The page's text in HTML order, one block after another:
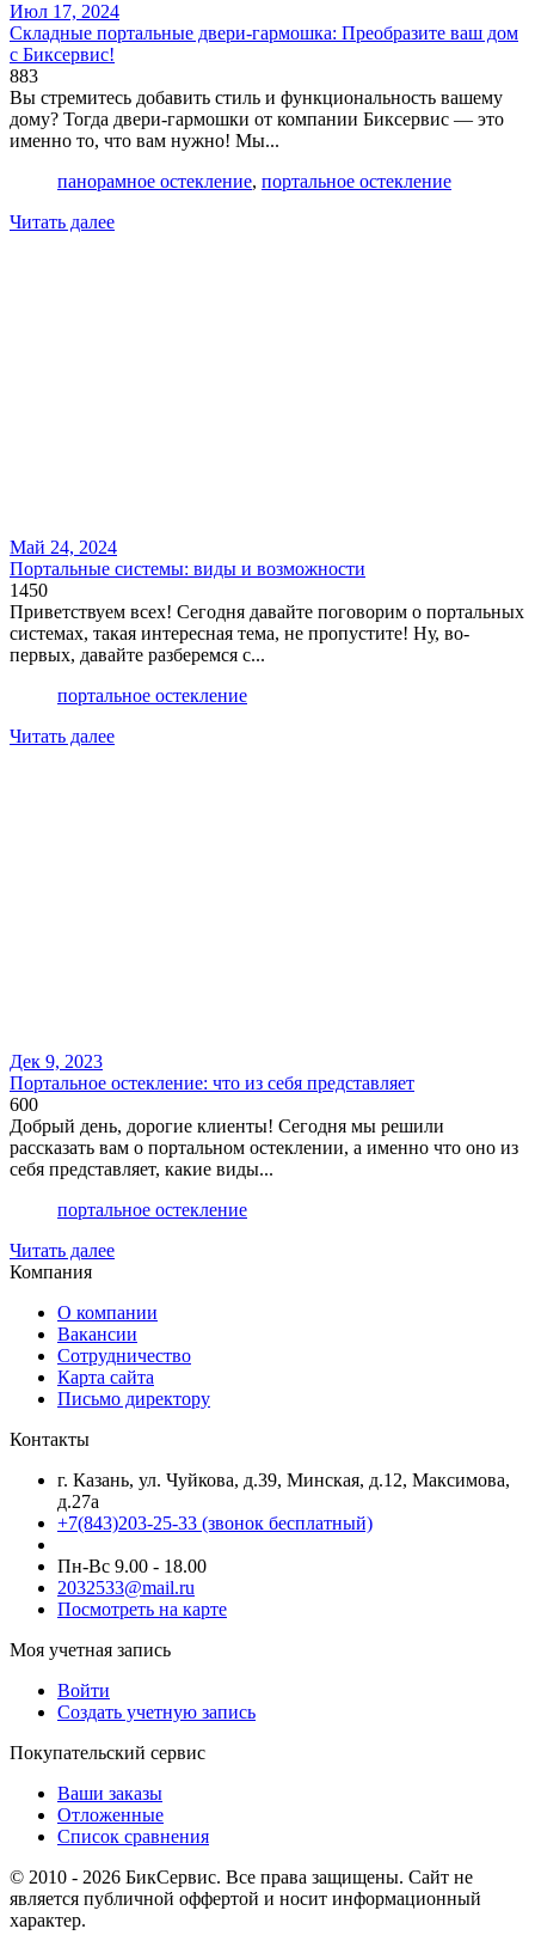
Июл 17, 2024
Складные портальные двери-гармошка: Преобразите ваш дом
с Биксервис!
883
Вы стремитесь добавить стиль и функциональность вашему
дому? Тогда двери-гармошки от компании Биксервис — это
именно то, что вам нужно! Мы...
панорамное остекление, портальное остекление
Читать далее
Май 24, 2024
Портальные системы: виды и возможности
1450
Приветствуем всех! Сегодня давайте поговорим о портальных
системах, такая интересная тема, не пропустите! Ну, во-
первых, давайте разберемся с...
портальное остекление
Читать далее
Дек 9, 2023
Портальное остекление: что из себя представляет
600
Добрый день, дорогие клиенты! Сегодня мы решили
рассказать вам о портальном остеклении, а именно что оно из
себя представляет, какие виды...
портальное остекление
Читать далее
Компания
О компании
Вакансии
Сотрудничество
Карта сайта
Письмо директору
Контакты
г. Казань, ул. Чуйкова, д.39, Минская, д.12, Максимова,
д.27а
+7(843)203-25-33 (звонок бесплатный)
Пн-Вс 9.00 - 18.00
2032533@mail.ru
Посмотреть на карте
Моя учетная запись
Войти
Создать учетную запись
Покупательский сервис
Ваши заказы
Отложенные
Список сравнения
© 2010 - 2026 БикСервис. Все права защищены. Сайт не
является публичной оффертой и носит информационный
характер.